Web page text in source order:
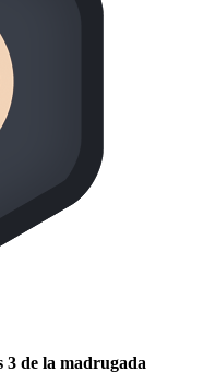
3 de la madrugada